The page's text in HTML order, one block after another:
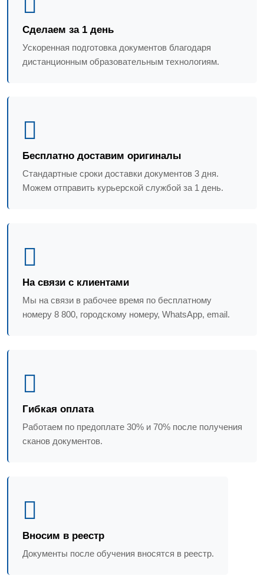
Сделаем за 1 день
Ускоренная подготовка документов благодаря
дистанционным образовательным технологиям.
Бесплатно доставим оригиналы
Стандартные сроки доставки документов 3 дня.
Можем отправить курьерской службой за 1 день.
На связи с клиентами
Мы на связи в рабочее время по бесплатному
номеру 8 800, городскому номеру, WhatsApp, email.
Гибкая оплата
Работаем по предоплате 30% и 70% после получения
сканов документов.
Вносим в реестр
Документы после обучения вносятся в реестр.